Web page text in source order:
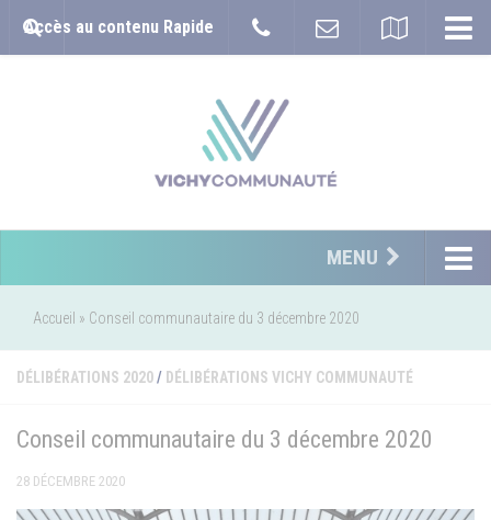
Accès au contenu Rapide
MENU
Accueil » Conseil communautaire du 3 décembre 2020
DÉLIBÉRATIONS 2020/ DÉLIBÉRATIONS VICHY COMMUNAUTÉ
Conseil communautaire du 3 décembre 2020
28 DÉCEMBRE 2020